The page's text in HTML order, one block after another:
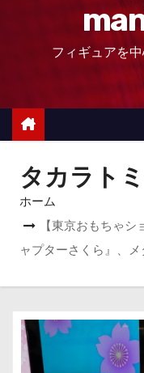
フィギュアを
タカラト
ホーム
【東京おもちゃ
ャプターさくら』、